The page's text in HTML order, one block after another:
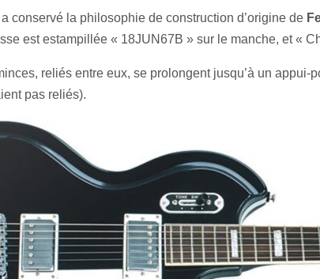
conservé la philosophie de construction d’origine de
est estampillée « 18JUN67B » sur le manche, et «
reliés entre eux, se prolongent jusqu’à un
pas reliés).